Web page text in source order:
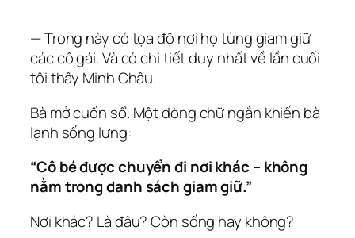
— Trong này có tọa độ nơi họ từng giam giữ
các cô gái. Và có chi tiết duy nhất về lần cuối
tôi thấy Minh Châu.
Bà mở cuốn sổ. Một dòng chữ ngắn khiến bà
lạnh sống lưng:
“Cô bé được chuyển đi nơi khác – không
nằm trong danh sách giam giữ.”
Nơi khác? Là đâu? Còn sống hay không?